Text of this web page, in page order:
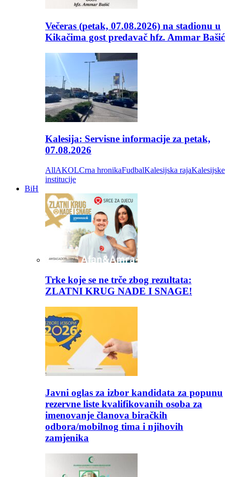
Večeras (petak, 07.08.2026) na stadionu u
Kikačima gost predavač hfz. Ammar Bašić
Kalesija: Servisne informacije za petak,
07.08.2026
AllAKOLCrna hronikaFudbalKalesijska rajaKalesijske
institucije
BiH
Trke koje se ne trče zbog rezultata:
ZLATNI KRUG NADE I SNAGE!
Javni oglas za izbor kandidata za popunu
rezervne liste kvalifikovanih osoba za
imenovanje članova biračkih
odbora/mobilnog tima i njihovih
zamjenika